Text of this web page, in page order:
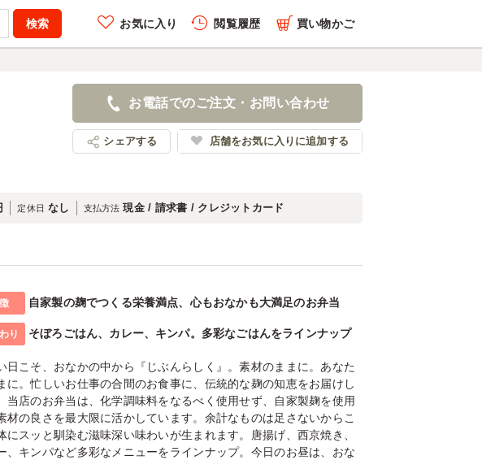
お気に入り 閲覧履歴 買い物かご
お電話でのご注文・お問い合わせ
シェアする 店舗をお気に入りに追加する
定休日 なし 支払方法 現金 / 請求書 / クレジットカード
自家製の麹でつくる栄養満点、心もおなかも大満足のお弁当
り そぼろごはん、カレー、キンパ。多彩なごはんをラインナップ
日こそ、おなかの中から『じぶんらしく』。素材のままに。あなた
に。忙しいお仕事の合間のお食事に、伝統的な麹の知恵をお届けし
当店のお弁当は、化学調味料をなるべく使用せず、自家製麹を使用
材の良さを最大限に活かしています。余計なものは足さないからこ
にスッと馴染む滋味深い味わいが生まれます。唐揚げ、西京焼き、
、キンパなど多彩なメニューをラインナップ。今日のお昼は、おな